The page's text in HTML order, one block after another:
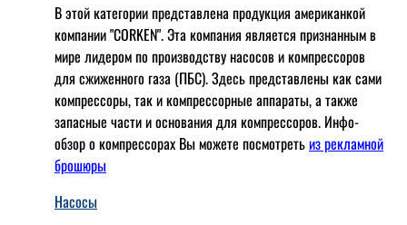
В этой категории представлена продукция американкой
компании "CORKEN". Эта компания является признанным в
мире лидером по производству насосов и компрессоров
для сжиженного газа (ПБС). Здесь представлены как сами
компрессоры, так и компрессорные аппараты, а также
запасные части и основания для компрессоров. Инфо-
обзор о компрессорах Вы можете посмотретьиз рекламной
брошюры
Насосы